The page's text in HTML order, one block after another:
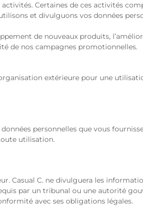
Certaines de ces activités
et divulguons vos données
de nouveaux produits,
de nos campagnes promotionnelles.
extérieure pour une
personnelles que vous
utilisation.
Casual C. ne divulguera les
par un tribunal ou une autorité
avec ses obligations légales.